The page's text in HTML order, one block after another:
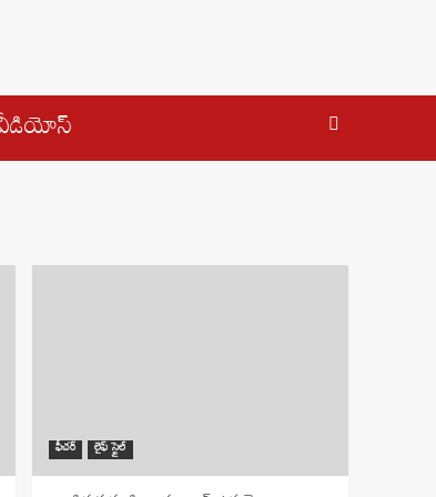
ఫీచర్ లైఫ్ స్టైల్